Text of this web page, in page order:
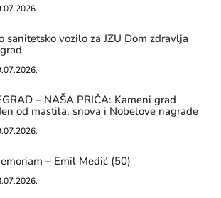
sanitetsko vozilo za JZU Dom zdravlja
– NAŠA PRIČA: Kameni grad
od mastila, snova i Nobelove nagrade
– Emil Medić (50)